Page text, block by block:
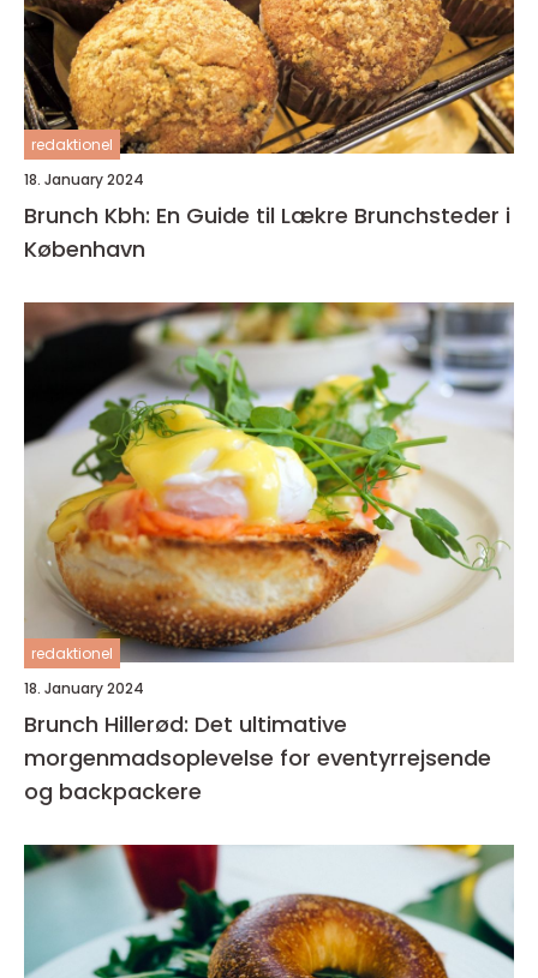
redaktionel
18. January 2024
Brunch Kbh: En Guide til Lækre Brunchsteder i
København
redaktionel
18. January 2024
Brunch Hillerød: Det ultimative
morgenmadsoplevelse for eventyrrejsende
og backpackere